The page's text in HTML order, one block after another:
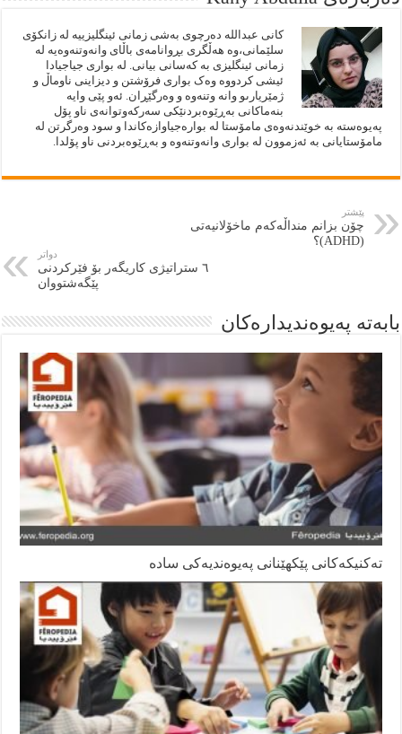
کانى عبداللە دەرچوى بەشى زمانى ئینگلیزییە لە زانکۆى
سلێمانى،وە هەڵگرى بڕوانامەى باڵاى وانەوتنەوەیە لە
زمانى ئینگلیزى بە کەسانى بیانى. لە بوارى جیاجیادا
ئیشى کردووە وەک بوارى فرۆشتن و دیزاینى ناوماڵ و
ژمێریارىو وانە وتنەوە و وەرگێڕان. ئەو پێى وایە
بنەماکانى بەڕێوەبردنێکى سەرکەوتوانەى ناو پۆل
پەیوەستە بە خوێندنەوەى مامۆستا لە بوارەجیاوازەکاندا و سود وەرگرتن لە
مامۆستایانى بە ئەزموون لە بوارى وانەوتنەوە و بەڕێوەبردنى ناو پۆلدا.
پێشتر
چۆن بزانم منداڵەکەم ماخۆلانیەتی
(ADHD)؟
دواتر
٦ ستراتیژی کاریگەر بۆ فێرکردنی
پێگەشتووان
بابەتە پەيوەنديدارەكان
تەکنیکەکانی پێکهێنانی پەیوەندیەکی سادە